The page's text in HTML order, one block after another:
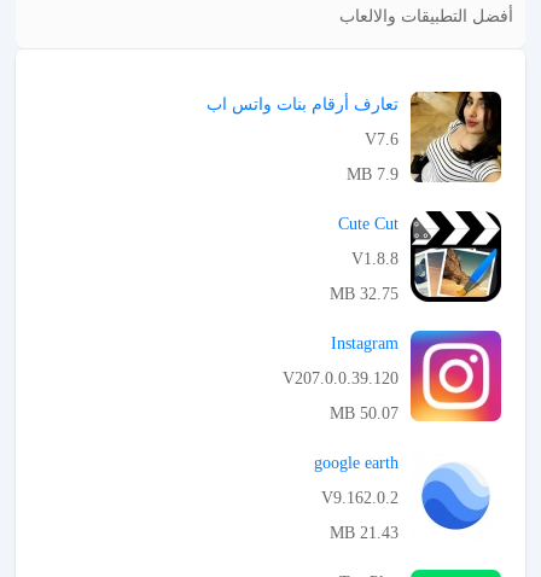
أفضل التطبيقات والالعاب
تعارف أرقام بنات واتس اب
V7.6
7.9 MB
Cute Cut
V1.8.8
32.75 MB
Instagram
V207.0.0.39.120
50.07 MB
google earth
V9.162.0.2
21.43 MB